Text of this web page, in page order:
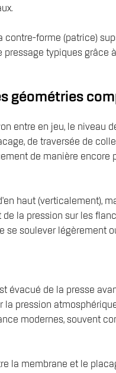
forme (patrice)
typiques grâce
géométries
entre en jeu, le niveau
de traversée de
de manière encore
haut (verticalement),
la pression sur les
soulever légèrement
de la presse
pression
modernes, souvent
la membrane et le